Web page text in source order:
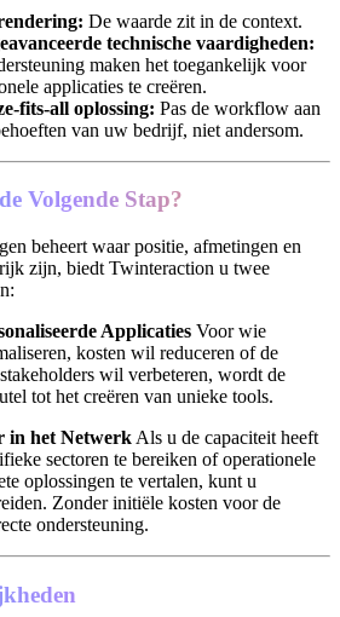
De waarde zit in de context.
technische vaardigheden:
maken het toegankelijk voor
applicaties te creëren.
fits-all oplossing: Pas de workflow aan
van uw bedrijf, niet andersom.
Volgende Stap?
beheert waar positie, afmetingen en
zijn, biedt Twinteraction u twee
Applicaties Voor wie
kosten wil reduceren of de
wil verbeteren, wordt de
tot het creëren van unieke tools.
in het Netwerk Als u de capaciteit heeft
sectoren te bereiken of operationele
oplossingen te vertalen, kunt u
Zonder initiële kosten voor de
ondersteuning.